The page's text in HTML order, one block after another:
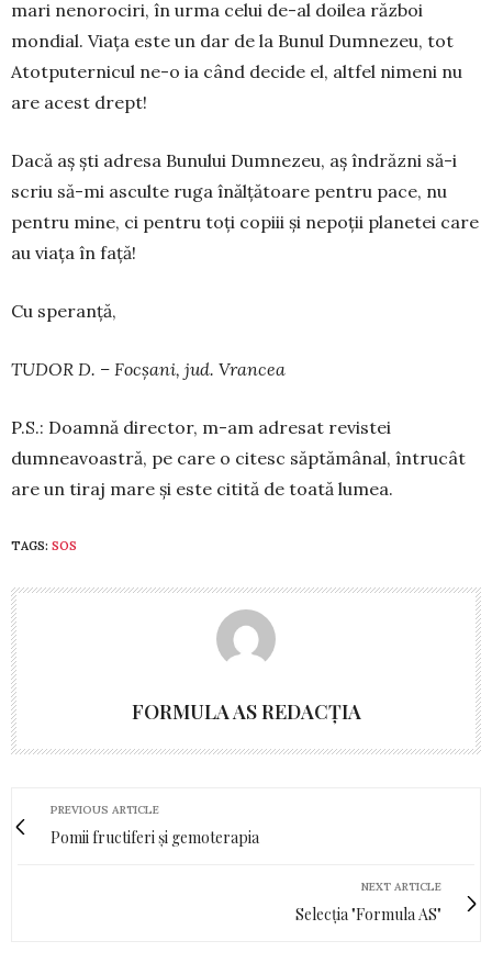
mari nenorociri, în urma celui de-al doilea război
mondial. Viața este un dar de la Bunul Dumnezeu, tot
Atotputernicul ne-o ia când decide el, altfel nimeni nu
are acest drept!
Dacă aș ști adresa Bunului Dumnezeu, aș îndrăzni să-i
scriu să-mi asculte ruga înălțătoare pentru pace, nu
pentru mine, ci pentru toți copiii și nepoții planetei care
au viața în față!
Cu speranță,
TUDOR D. – Focșani, jud. Vrancea
P.S.: Doamnă director, m-am adresat revistei
dumneavoastră, pe care o citesc săptămânal, întrucât
are un tiraj mare și este citită de toată lumea.
TAGS: SOS
FORMULA AS REDACȚIA
PREVIOUS ARTICLE
Pomii fructiferi și gemoterapia
NEXT ARTICLE
Selecția "Formula AS"